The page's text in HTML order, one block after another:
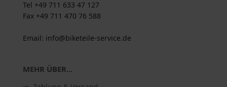
Tel +49 711 633 47 127
Fax +49 711 470 76 588
Email: info@biketeile-service.de
MEHR ÜBER...